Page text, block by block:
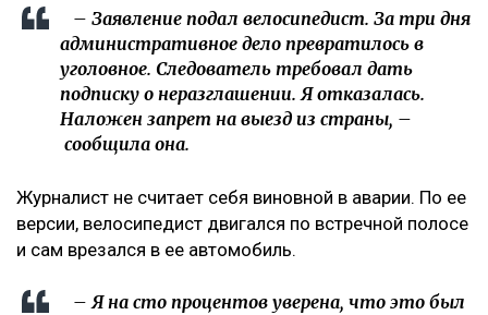
– Заявление подал велосипедист. За три дня
административное дело превратилось в
уголовное. Следователь требовал дать
подписку о неразглашении. Я отказалась.
Наложен запрет на выезд из страны, –
сообщила она.
Журналист не считает себя виновной в аварии. По ее
версии, велосипедист двигался по встречной полосе
и сам врезался в ее автомобиль.
– Я на сто процентов уверена, что это был